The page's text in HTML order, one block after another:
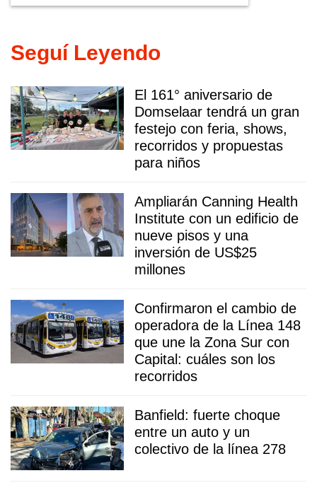
Seguí Leyendo
El 161° aniversario de
Domselaar tendrá un gran
festejo con feria, shows,
recorridos y propuestas
para niños
Ampliarán Canning Health
Institute con un edificio de
nueve pisos y una
inversión de US$25
millones
Confirmaron el cambio de
operadora de la Línea 148
que une la Zona Sur con
Capital: cuáles son los
recorridos
Banfield: fuerte choque
entre un auto y un
colectivo de la línea 278